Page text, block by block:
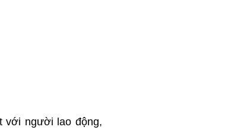
với người lao động,